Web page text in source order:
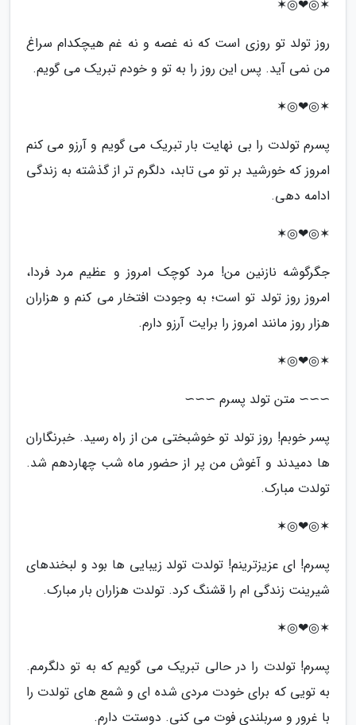
✶◎❤◎✶
روز تولد تو روزی است که نه غصه و نه غم هیچکدام سراغ
من نمی آید. پس این روز را به تو و خودم تبریک می گویم.
✶◎❤◎✶
پسرم تولدت را بی نهایت بار تبریک می گویم و آرزو می کنم
امروز که خورشید بر تو می تابد، دلگرم تر از گذشته به زندگی
ادامه دهی.
✶◎❤◎✶
جگرگوشه نازنین من! مرد کوچک امروز و عظیم مرد فردا،
امروز روز تولد تو است؛ به وجودت افتخار می کنم و هزاران
هزار روز مانند امروز را برایت آرزو دارم.
✶◎❤◎✶
∼∼∼ متن تولد پسرم ∼∼∼
پسر خوبم! روز تولد تو خوشبختی من از راه رسید. خبرنگاران
ها دمیدند و آغوش من پر از حضور ماه شب چهاردهم شد.
تولدت مبارک.
✶◎❤◎✶
پسرم! ای عزیزترینم! تولدت تولد زیبایی ها بود و لبخندهای
شیرینت زندگی ام را قشنگ کرد. تولدت هزاران بار مبارک.
✶◎❤◎✶
پسرم! تولدت را در حالی تبریک می گویم که به تو دلگرمم.
به تویی که برای خودت مردی شده ای و شمع های تولدت را
با غرور و سربلندی فوت می کنی. دوستت دارم.